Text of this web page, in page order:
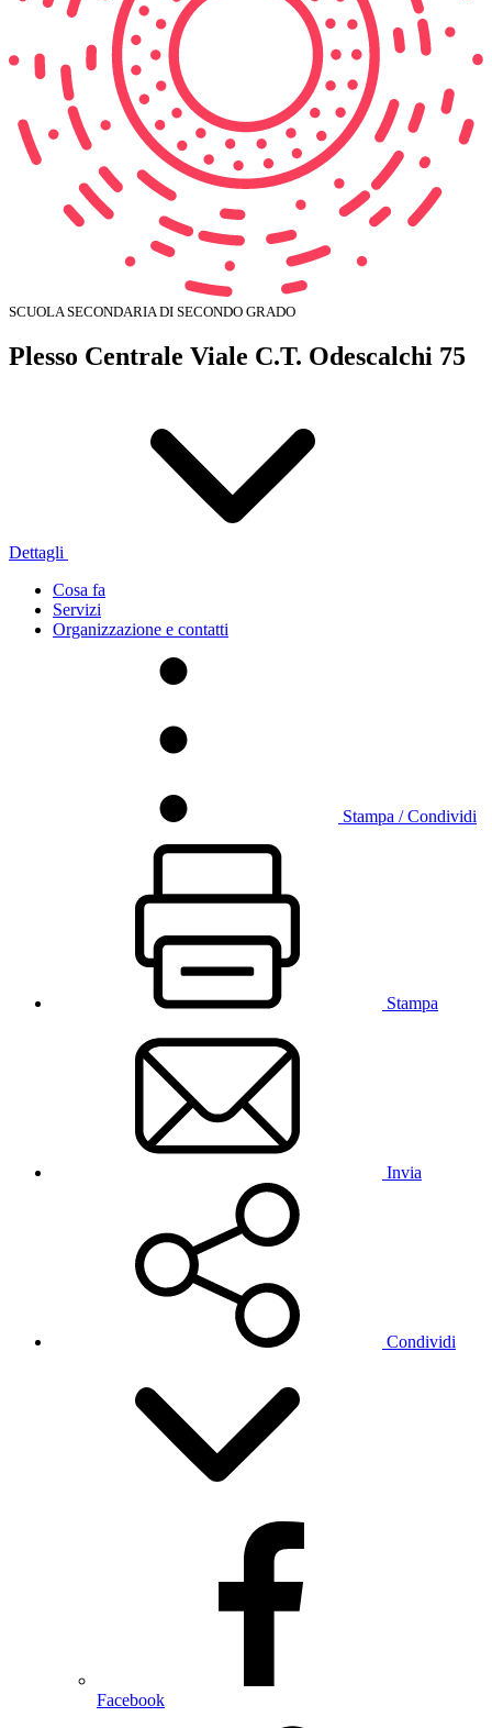
SCUOLA SECONDARIA DI SECONDO GRADO
Plesso Centrale Viale C.T. Odescalchi 75
Dettagli
Cosa fa
Servizi
Organizzazione e contatti
Stampa / Condividi
Stampa
Invia
Condividi
Facebook